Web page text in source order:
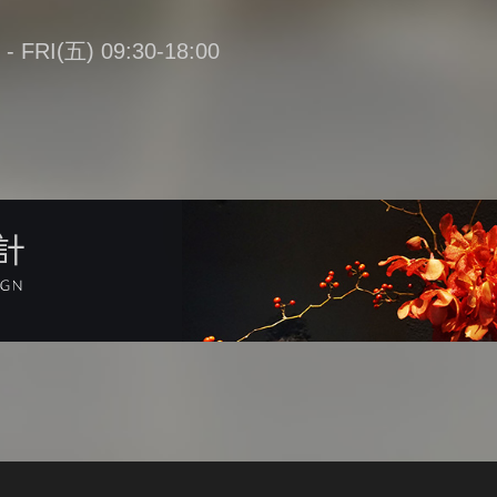
FRI(五) 09:30-18:00